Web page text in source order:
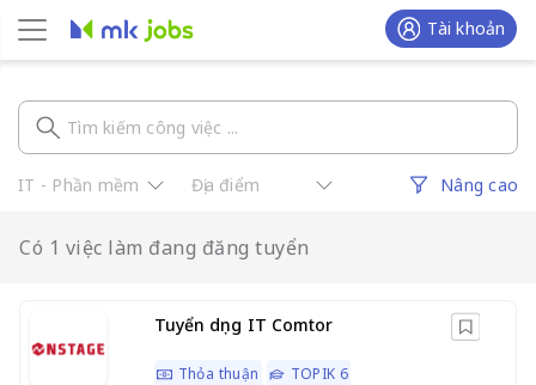
Tài khoản
Nâng cao
Có 1 việc làm đang đăng tuyển
Tuyển dụng IT Comtor
Thỏa thuận
TOPIK 6